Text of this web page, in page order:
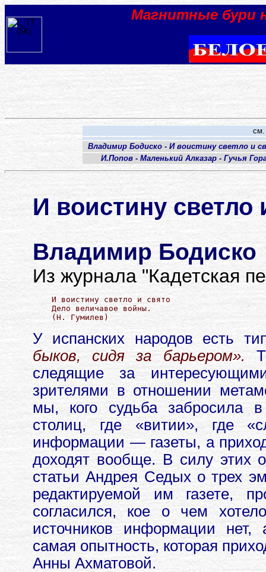
Магнитные бури
см.
Владимир Бодиско - И воистину светло и
И.Попов - Маленький Алказар - Гучья
И воистину светло
Владимир Бодиско
Из журнала "Кадетская
И воистину светло и свято
Дело величавое войны.
У испанских народов есть
быков, сидя за барьером».
следящие за
зрителями в отношении
мы, кого судьба забросила
столиц, где «витии», где
информации — газеты, а
доходят вообще. В силу этих
статьи Андрея Седых о трех
редактируемой им газете,
согласился, кое о чем
источников информации
самая опытность, которая
Анны Ахматовой.